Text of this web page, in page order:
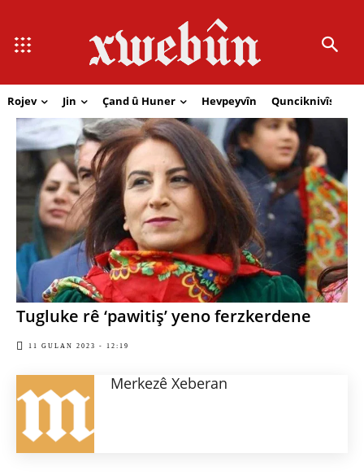
Rojev Jin Çand û Huner Hevpeyvîn Qunciknivîs
Tugluke rê ‘pawitiş’ yeno ferzkerdene
11 GULAN 2023 - 12:19
Merkezê Xeberan